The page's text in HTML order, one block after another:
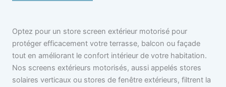
Optez pour un store screen extérieur motorisé pour
protéger efficacement votre terrasse, balcon ou façade
tout en améliorant le confort intérieur de votre habitation.
Nos screens extérieurs motorisés, aussi appelés stores
solaires verticaux ou stores de fenêtre extérieurs, filtrent la